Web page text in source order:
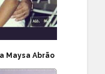
Maysa Abrão